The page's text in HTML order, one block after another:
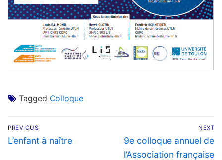
Tagged Colloque
Navigation
de
PREVIOUS
Previous
L’enfant à naître
NEXT
Next
post:
9e colloque annuel de
l’Association française